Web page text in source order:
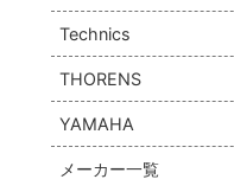
Technics
THORENS
YAMAHA
メーカー一覧